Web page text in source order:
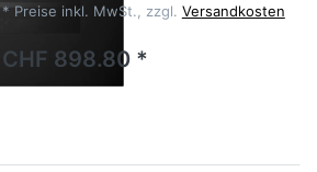
* Preise inkl. MwSt., zzgl. Versandkosten
CHF 898.80 *